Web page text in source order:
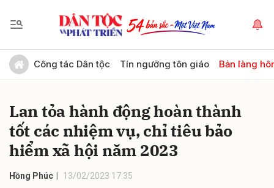
Công tác Dân tộc Tín ngưỡng tôn giáo Bản làng
Lan tỏa hành động hoàn thành
tốt các nhiệm vụ, chỉ tiêu bảo
hiểm xã hội năm 2023
Hồng Phúc 13/02/2023 17:35
Gửi bình luận